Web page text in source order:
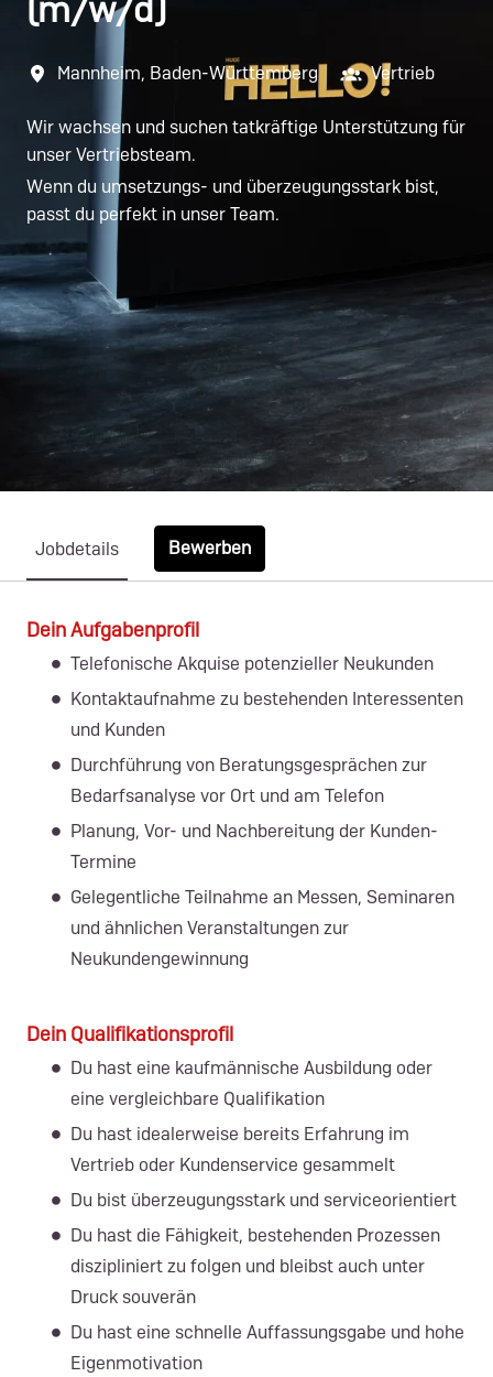
(m/w/d)
Mannheim, Baden-Württemberg Vertrieb
Wir wachsen und suchen tatkräftige Unterstützung für
unser Vertriebsteam.
Wenn du umsetzungs- und überzeugungsstark bist,
passt du perfekt in unser Team.
Jobdetails Bewerben
Dein Aufgabenprofil
Telefonische Akquise potenzieller Neukunden
Kontaktaufnahme zu bestehenden Interessenten
und Kunden
Durchführung von Beratungsgesprächen zur
Bedarfsanalyse vor Ort und am Telefon
Planung, Vor- und Nachbereitung der Kunden-
Termine
Gelegentliche Teilnahme an Messen, Seminaren
und ähnlichen Veranstaltungen zur
Neukundengewinnung
Dein Qualifikationsprofil
Du hast eine kaufmännische Ausbildung oder
eine vergleichbare Qualifikation
Du hast idealerweise bereits Erfahrung im
Vertrieb oder Kundenservice gesammelt
Du bist überzeugungsstark und serviceorientiert
Du hast die Fähigkeit, bestehenden Prozessen
diszipliniert zu folgen und bleibst auch unter
Druck souverän
Du hast eine schnelle Auffassungsgabe und hohe
Eigenmotivation